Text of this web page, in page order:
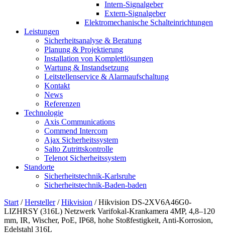
Intern-Signalgeber
Extern-Signalgeber
Elektromechanische Schalteinrichtungen
Leistungen
Sicherheitsanalyse & Beratung
Planung & Projektierung​
Installation von Komplettlösungen
Wartung & Instandsetzung
Leitstellenservice & Alarmaufschaltung
Kontakt
News
Referenzen
Technologie
Axis Communications
Commend Intercom
Ajax Sicherheitssystem​
Salto Zutrittskontrolle
Telenot Sicherheitssystem
Standorte
Sicherheitstechnik-Karlsruhe
Sicherheitstechnik-Baden-baden
Start /Hersteller/Hikvision / Hikvision DS-2XV6A46G0-
LIZHRSY (316L) Netzwerk Varifokal-Krankamera 4MP, 4,8–120
mm, IR, Wischer, PoE, IP68, hohe Stoßfestigkeit, Anti-Korrosion,
Edelstahl 316L